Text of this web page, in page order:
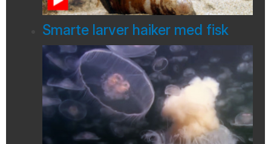
Smarte larver haiker med fisk